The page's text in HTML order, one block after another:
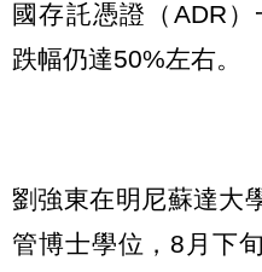
國存託憑證（ADR
跌幅仍達50%左右。
劉強東在明尼蘇達大
管博士學位，8月下